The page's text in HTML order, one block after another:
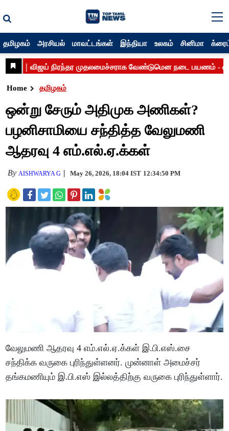
தமிழகம் அரசியல் மாவட்டங்கள் இந்தியா உலகம் சினிமா
Home தமிழகம்
ஒன்று சேரும் அதிமுக அணிகள்?
பழனிசாமியை சந்தித்த வேலுமணி
ஆதரவு 4 எம்.எல்.ஏ.க்கள்
By AISHWARYA G May 26, 2026, 18:04 IST 12:34:50 PM
வேலுமணி ஆதரவு 4 எம்.எல்.ஏ.க்கள் இ.பி.எஸ்.சை
சந்திக்க வருகை புரிந்துள்ளனர். முன்னாள் அமைச்சர்
தங்கமணியும் இ.பி.எஸ் இல்லத்திற்கு வருகை புரிந்துள்ளார்.